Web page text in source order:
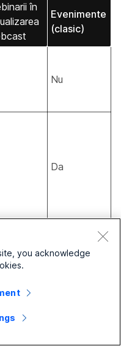
în
Evenimente
(clasic)
Nu
Da
Da
și
you acknowledge